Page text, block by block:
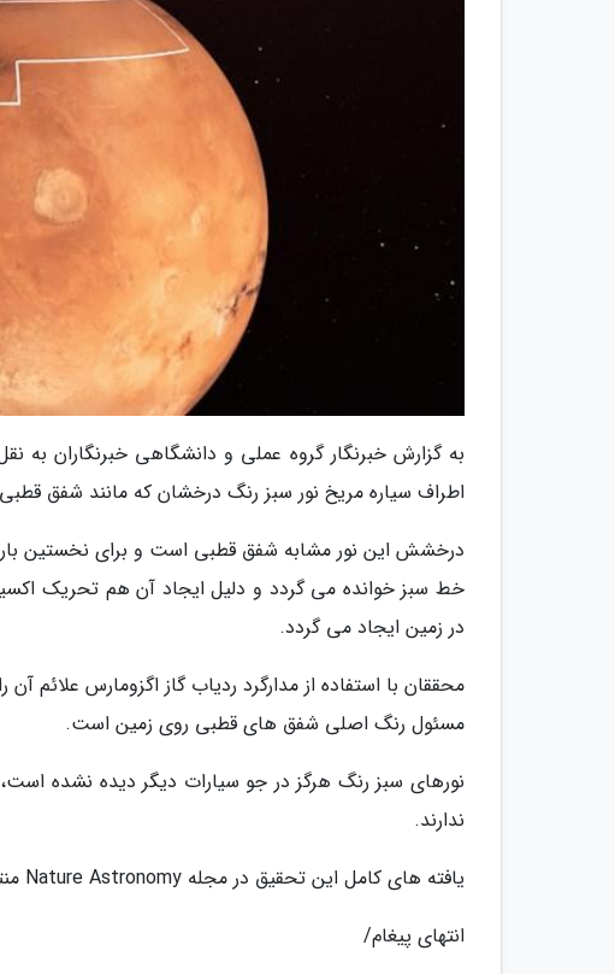
به گزارش خبرنگار گروه عملی و دانشگاهی خبرنگاران
اطراف سیاره مریخ نور سبز رنگ درخشان که مانند شفق
درخشش این نور مشابه شفق قطبی است و برای نخستین
خط سبز خوانده می گردد و دلیل ایجاد آن هم تحریک
در زمین ایجاد می گردد.
محققان با استفاده از مدارگرد ردیاب گاز اگزومارس
مسئول رنگ اصلی شفق های قطبی روی زمین است.
نورهای سبز رنگ هرگز در جو سیارات دیگر دیده نشده
ندارند.
یافته های کامل این تحقیق در مجله Nature Astronomy منتشر شده است.
انتهای پیغام/